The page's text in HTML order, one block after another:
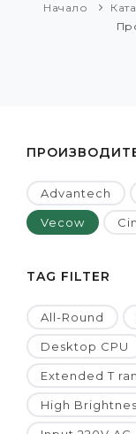
Начало
Advantech
Vecow
TAG FILTER
All-Round
Desktop CPU
Extended T
High